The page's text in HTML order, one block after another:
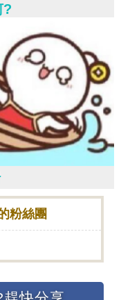
?
粉絲團